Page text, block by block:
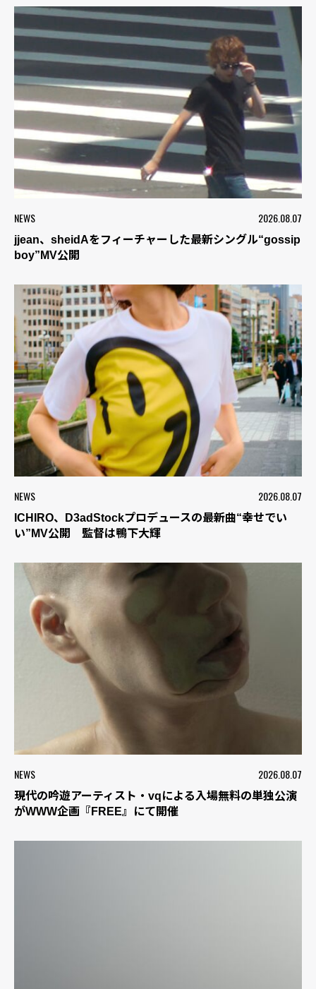
NEWS 2026.08.07
jjean、sheidAをフィーチャーした最新シングル“gossip
boy”MV公開
NEWS 2026.08.07
ICHIRO、D3adStockプロデュースの最新曲“幸せでい
い”MV公開 監督は鴨下大輝
NEWS 2026.08.07
現代の吟遊アーティスト・vqによる入場無料の単独公演
がWWW企画『FREE』にて開催